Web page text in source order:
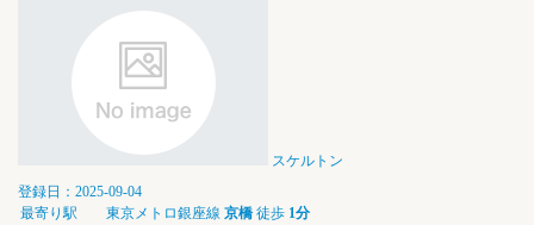
スケルトン
登録日：2025-09-04
最寄り駅
東京メトロ銀座線 京橋 徒歩 1分